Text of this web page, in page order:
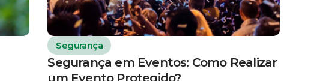
Segurança
Segurança em Eventos: Como Realizar
um Evento Protegido?